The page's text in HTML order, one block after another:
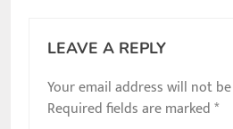
LEAVE A REPLY
Your email address will not
Required fields are marked*